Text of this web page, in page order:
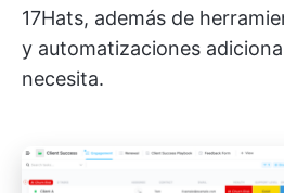
17Hats, además de
y automatizaciones
necesita.